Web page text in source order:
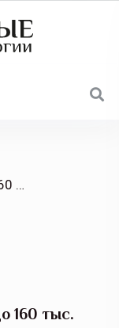
/ «Кореец» не старше 10 лет и до 160 тыс. пробега: какие авто особенно быстро продаются на вторичном рынке
160 тыс.